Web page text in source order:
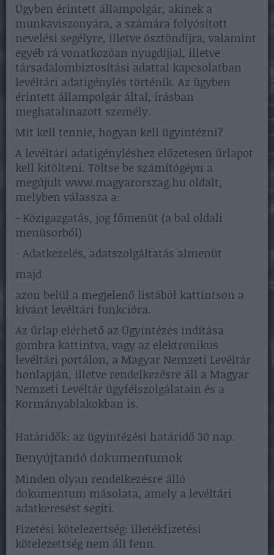
Ügyben érintett állampolgár, akinek a
munkaviszonyára, a számára folyósított
nevelési segélyre, illetve ösztöndíjra, valamint
egyéb rá vonatkozóan nyugdíjjal, illetve
társadalombiztosítási adattal kapcsolatban
levéltári adatigénylés történik. Az ügyben
érintett állampolgár által, írásban
meghatalmazott személy.
Mit kell tennie, hogyan kell ügyintézni?
A levéltári adatigényléshez előzetesen űrlapot
kell kitölteni. Töltse be számítógépn a
megújult www.magyarorszag.hu oldalt,
melyben válassza a:
- Közigazgatás, jog főmenüt (a bal oldali
menüsorból)
- Adatkezelés, adatszolgáltatás almenüt
majd
azon belül a megjelenő listából kattintson a
kívánt levéltári funkcióra.
Az űrlap elérhető az Ügyintézés indítása
gombra kattintva, vagy az elektronikus
levéltári portálon, a Magyar Nemzeti Levéltár
honlapján, illetve rendelkezésre áll a Magyar
Nemzeti Levéltár ügyfélszolgálatain és a
Kormányablakokban is.
Határidők: az ügyintézési határidő 30 nap.
Benyújtandó dokumentumok
Minden olyan rendelkezésre álló
dokumentum másolata, amely a levéltári
adatkeresést segíti.
Fizetési kötelezettség: illetékfizetési
kötelezettség nem áll fenn.